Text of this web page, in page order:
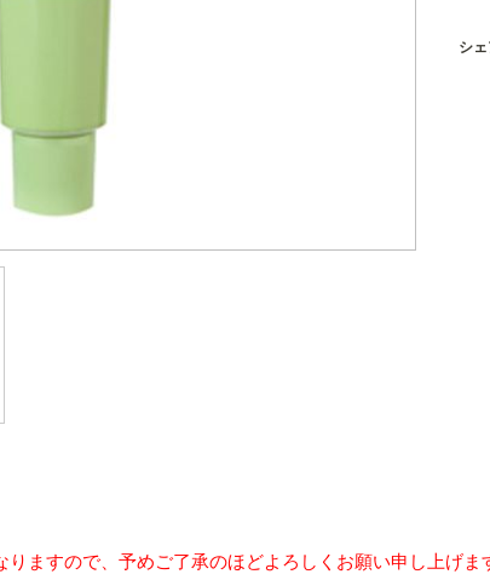
シ
ますので、予めご了承のほどよろしくお願い申し上げま